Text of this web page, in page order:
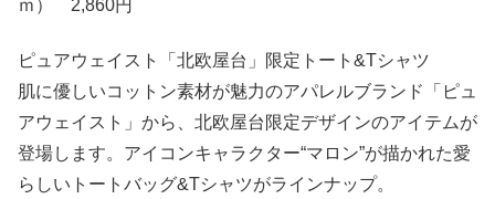
ｍ） 2,860円
ピュアウェイスト「北欧屋台」限定トート&Tシャツ
肌に優しいコットン素材が魅力のアパレルブランド「ピュ
アウェイスト」から、北欧屋台限定デザインのアイテムが
登場します。アイコンキャラクター“マロン”が描かれた愛
らしいトートバッグ&Tシャツがラインナップ。